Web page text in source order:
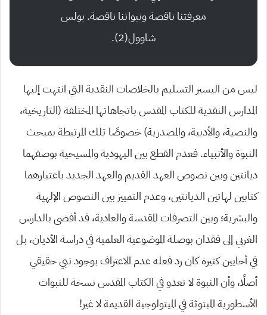
معرفتنا ناقصة ونبواتنا ناقصة. بولس
شاوول(2).
ليس من اليسير التسليم بالخلاصات النقدية التي انتهت إليها
المدارس النقدية للكتاب المقدس باتجاهاتها المختلفة (التاريخية،
والنصية، والأدبية، والمصدرية) خصوصًا تلك المرتبطة بمبحث
النبوة والأنبياء. فعدم القطع بين اليهودية والمسيحية بوصفهما
ديانتين وبين نصوص العهد القديم والعهد الجديد باعتبارهما
كتابين لهاتين الديانتين، وعدم التمييز بين النصوص الإلهية
والبشرية؛ وبين التصرفات المقدسة والعادية، قد أفضى بالدارس
الغربي إلى فقدان بوصلة الموضوعية العلمية في دراسة الأديان، بل
في أحايين كثيرة كان رد فعله عدم الاعتراف بوجود نبي حقيقي
أصلًا، وأن النبوة لا تعدو في الكتاب المقدس نسخة للنبوات
الأسطورية المبثوثة في الميتولوجية القديمة لا غير!